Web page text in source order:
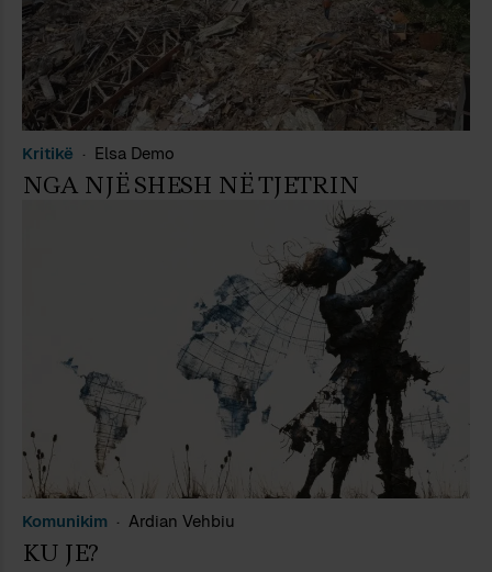
Kritikë Elsa Demo
NGA NJË SHESH NË TJETRIN
Komunikim Ardian Vehbiu
KU JE?